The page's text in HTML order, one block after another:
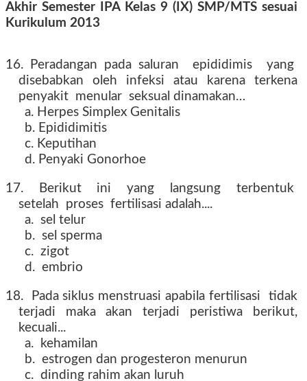
Akhir Semester IPA Kelas 9 (IX) SMP/MTS sesuai
Kurikulum 2013
16. Peradangan pada saluran epididimis yang
disebabkan oleh infeksi atau karena terkena
penyakit menular seksual dinamakan…
a. Herpes Simplex Genitalis
b. Epididimitis
c. Keputihan
d. Penyaki Gonorhoe
17. Berikut ini yang langsung terbentuk
setelah proses fertilisasi adalah....
a. sel telur
b. sel sperma
c. zigot
d. embrio
18. Pada siklus menstruasi apabila fertilisasi tidak
terjadi maka akan terjadi peristiwa berikut,
kecuali...
a. kehamilan
b. estrogen dan progesteron menurun
c. dinding rahim akan luruh